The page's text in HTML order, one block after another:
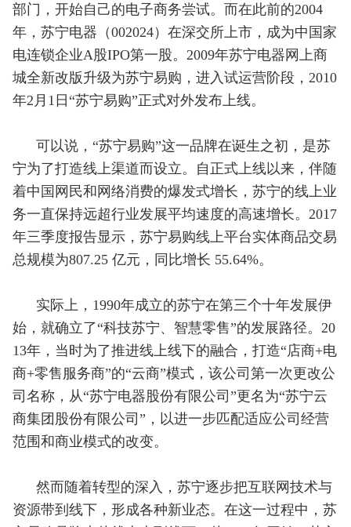
部门，开始自己的电子商务尝试。而在此前的2004
年，苏宁电器（002024）在深交所上市，成为中国家
电连锁企业A股IPO第一股。2009年苏宁电器网上商
城全新改版升级为苏宁易购，进入试运营阶段，2010
年2月1日“苏宁易购”正式对外发布上线。
可以说，“苏宁易购”这一品牌在诞生之初，是苏
宁为了打造线上渠道而设立。自正式上线以来，伴随
着中国网民和网络消费的爆发式增长，苏宁的线上业
务一直保持远超行业发展平均速度的高速增长。2017
年三季度报告显示，苏宁易购线上平台实体商品交易
总规模为807.25 亿元，同比增长 55.64%。
实际上，1990年成立的苏宁在第三个十年发展伊
始，就确立了“科技苏宁、智慧零售”的发展路径。20
13年，当时为了推进线上线下的融合，打造“店商+电
商+零售服务商”的“云商”模式，该公司第一次更改公
司名称，从“苏宁电器股份有限公司”更名为“苏宁云
商集团股份有限公司”，以进一步匹配适应公司经营
范围和商业模式的改变。
然而随着转型的深入，苏宁逐步把互联网技术与
资源带到线下，形成各种新业态。在这一过程中，苏